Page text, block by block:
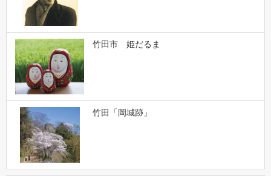
竹田市 姫だるま
竹田「岡城跡」